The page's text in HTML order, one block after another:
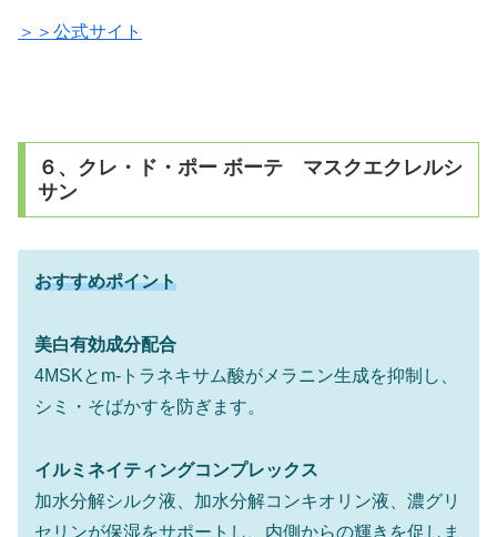
＞＞公式サイト
６、クレ・ド・ポー ボーテ マスクエクレルシ
サン
おすすめポイント
美白有効成分配合
4MSKとm-トラネキサム酸がメラニン生成を抑制し、
シミ・そばかすを防ぎます。
イルミネイティングコンプレックス
加水分解シルク液、加水分解コンキオリン液、濃グリ
セリンが保湿をサポートし、内側からの輝きを促しま